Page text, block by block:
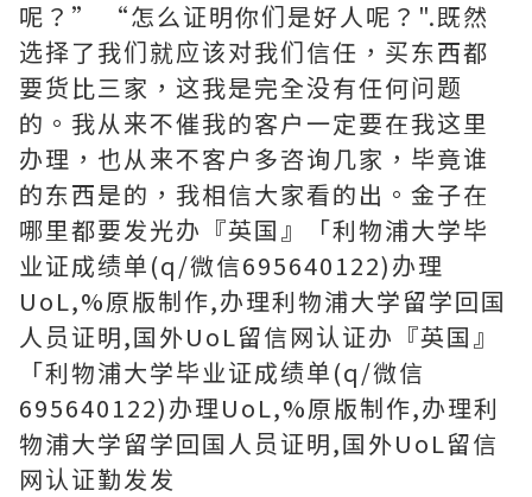
呢？” “怎么证明你们是好人呢？".既然
选择了我们就应该对我们信任，买东西都
要货比三家，这我是完全没有任何问题
的。我从来不催我的客户一定要在我这里
办理，也从来不客户多咨询几家，毕竟谁
的东西是的，我相信大家看的出。金子在
哪里都要发光办『英国』「利物浦大学毕
业证成绩单(q/微信695640122)办理
UoL,%原版制作,办理利物浦大学留学回国
人员证明,国外UoL留信网认证办『英国』
「利物浦大学毕业证成绩单(q/微信
695640122)办理UoL,%原版制作,办理利
物浦大学留学回国人员证明,国外UoL留信
网认证勤发发